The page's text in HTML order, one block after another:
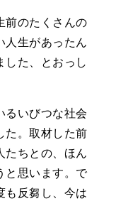
のたくさんの
人生があったん
した、とおっし
いびつな社会
た。取材した前
たちとの、ほん
と思います。で
も反芻し、今は